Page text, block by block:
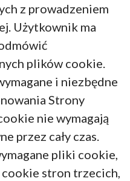
z prowadzeniem
Użytkownik ma
plików cookie.
i niezbędne
Strony
nie wymagają
przez cały czas.
pliki cookie,
stron trzecich,